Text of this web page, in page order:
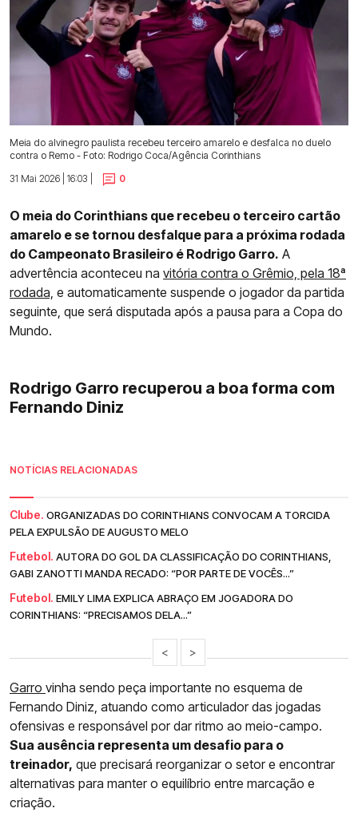
Meia do alvinegro paulista recebeu terceiro amarelo e desfalca no duelo
contra o Remo - Foto: Rodrigo Coca/Agência Corinthians
31 Mai 2026 | 16:03 |
0
O meia do Corinthians que recebeu o terceiro cartão
amarelo e se tornou desfalque para a próxima rodada
do Campeonato Brasileiro é Rodrigo Garro. A
advertência aconteceu na vitória contra o Grêmio, pela 18ª
rodada, e automaticamente suspende o jogador da partida
seguinte, que será disputada após a pausa para a Copa do
Mundo.
Rodrigo Garro recuperou a boa forma com
Fernando Diniz
NOTÍCIAS RELACIONADAS
Clube. ORGANIZADAS DO CORINTHIANS CONVOCAM A TORCIDA
PELA EXPULSÃO DE AUGUSTO MELO
Futebol. AUTORA DO GOL DA CLASSIFICAÇÃO DO CORINTHIANS,
GABI ZANOTTI MANDA RECADO: “POR PARTE DE VOCÊS...”
Futebol. EMILY LIMA EXPLICA ABRAÇO EM JOGADORA DO
CORINTHIANS: “PRECISAMOS DELA...”
< >
Garro vinha sendo peça importante no esquema de
Fernando Diniz, atuando como articulador das jogadas
ofensivas e responsável por dar ritmo ao meio-campo.
Sua ausência representa um desafio para o
treinador, que precisará reorganizar o setor e encontrar
alternativas para manter o equilíbrio entre marcação e
criação.